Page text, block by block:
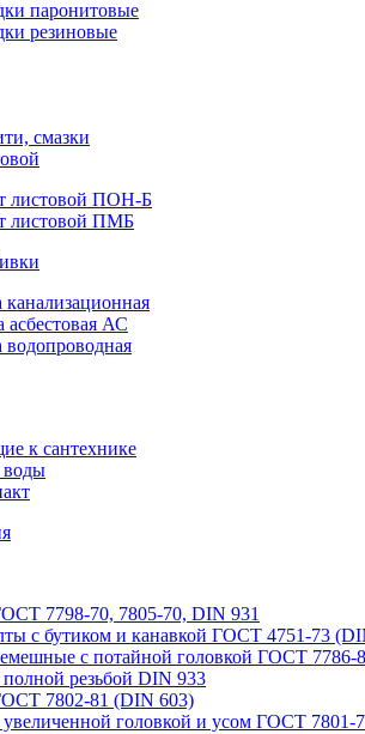
паронитовые
резиновые
смазки
листовой ПОН-Б
листовой ПМБ
канализационная
асбестовая АС
водопроводная
к сантехнике
воды
7798-70, 7805-70, DIN 931
с бутиком и канавкой ГОСТ 4751-73
с потайной головкой ГОСТ 7786-
резьбой DIN 933
7802-81 (DIN 603)
головкой и усом ГОСТ 7801-